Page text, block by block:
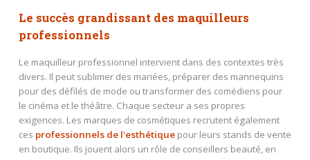
Le succès grandissant des maquilleurs
professionnels
Le maquilleur professionnel intervient dans des contextes très
divers. Il peut sublimer des mariées, préparer des mannequins
pour des défilés de mode ou transformer des comédiens pour
le cinéma et le théâtre. Chaque secteur a ses propres
exigences. Les marques de cosmétiques recrutent également
ces professionnels de l'esthétiquepour leurs stands de vente
en boutique. Ils jouent alors un rôle de conseillers beauté, en